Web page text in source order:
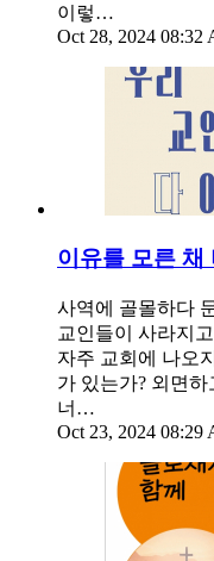
이렇…
Oct 28, 2024 08:32
이유를 모른 채
사역에 골몰하다
교인들이 사라지
자주 교회에 나오
가 있는가? 외면
너…
Oct 23, 2024 08:29